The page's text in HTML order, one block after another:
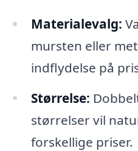
Materialevalg:
mursten eller
indflydelse på
Størrelse:
størrelser vil
forskellige priser.